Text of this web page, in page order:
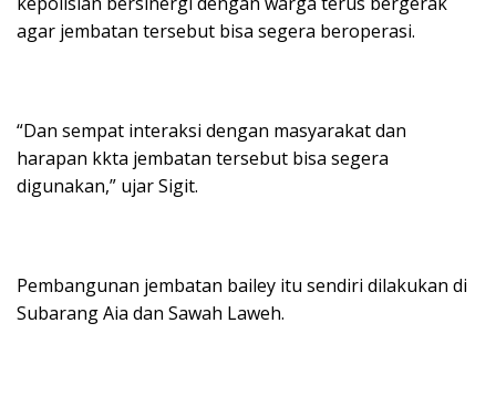
agar jembatan tersebut bisa segera beroperasi.
“Dan sempat interaksi dengan masyarakat dan
harapan kkta jembatan tersebut bisa segera
digunakan,” ujar Sigit.
Pembangunan jembatan bailey itu sendiri dilakukan di
Subarang Aia dan Sawah Laweh.